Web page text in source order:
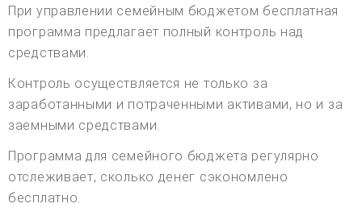
При управлении семейным бюджетом бесплатная
программа предлагает полный контроль над
средствами.
Контроль осуществляется не только за
заработанными и потраченными активами, но и за
заемными средствами.
Программа для семейного бюджета регулярно
отслеживает, сколько денег сэкономлено
бесплатно.